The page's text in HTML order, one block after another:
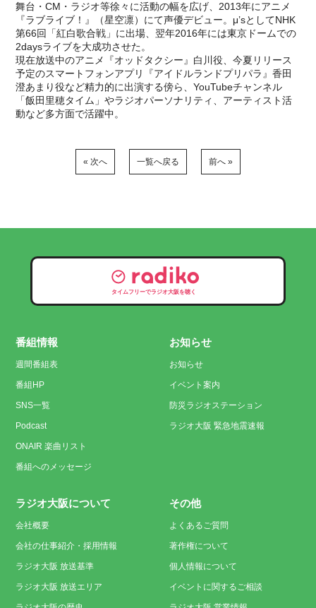
舞台・CM・ラジオ等徐々に活動の幅を広げ、2013年にアニメ
『ラブライブ！』（星空凛）にて声優デビュー。μ’sとしてNHK
第66回「紅白歌合戦」に出場、翌年2016年には東京ドームでの
2daysライブを大成功させた。
現在放送中のアニメ『オッドタクシー』白川役、今夏リリース
予定のスマートフォンアプリ『アイドルランドプリパラ』香田
澄あまり役など精力的に出演する傍ら、YouTubeチャンネル
「飯田里穂タイム」やラジオパーソナリティ、アーティスト活
動など多方面で活躍中。
« 次へ 一覧へ戻る 前へ »
タイムフリーでラジオ大阪を聴く
番組情報
週間番組表
番組HP
SNS一覧
Podcast
ONAIR 楽曲リスト
番組へのメッセージ
お知らせ
お知らせ
イベント案内
防災ラジオステーション
ラジオ大阪 緊急地震速報
ラジオ大阪について
会社概要
会社の仕事紹介・採用情報
ラジオ大阪 放送基準
ラジオ大阪 放送エリア
その他
よくあるご質問
著作権について
個人情報について
イベントに関するご相談